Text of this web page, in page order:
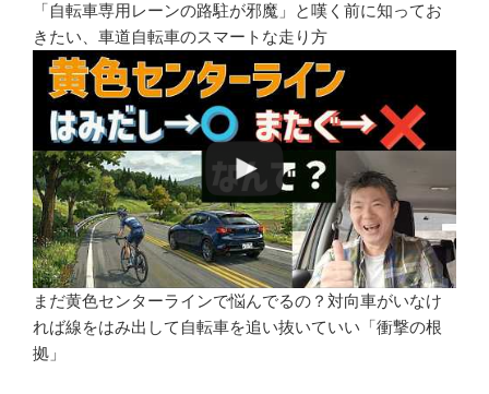
「自転車専用レーンの路駐が邪魔」と嘆く前に知ってお
きたい、車道自転車のスマートな走り方
まだ黄色センターラインで悩んでるの？対向車がいなけ
れば線をはみ出して自転車を追い抜いていい「衝撃の根
拠」